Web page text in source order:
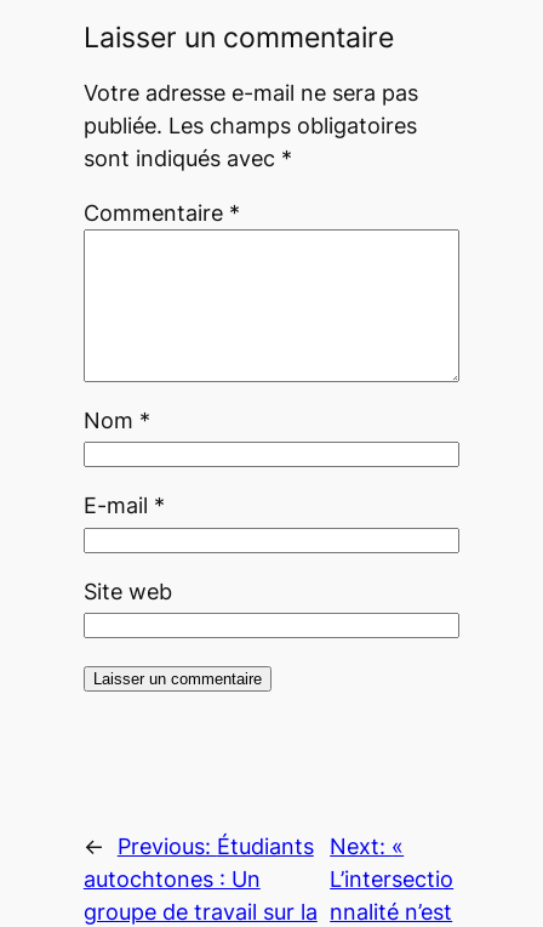
Laisser un commentaire
Votre adresse e-mail ne sera pas
publiée. Les champs obligatoires
sont indiqués avec *
Commentaire *
Nom *
E-mail *
Site web
← Previous: Étudiants
autochtones : Un
groupe de travail sur la
Next: «
L’intersectio
nnalité n’est